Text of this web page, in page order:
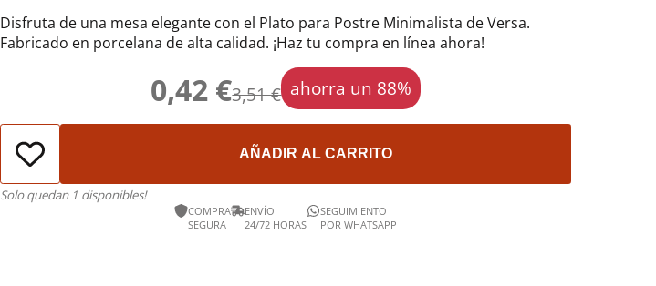
Disfruta de una mesa elegante con el Plato para Postre Minimalista de Versa.
Fabricado en porcelana de alta calidad. ¡Haz tu compra en línea ahora!
0,42 €3,51 € ahorra un 88%
AÑADIR AL CARRITO
Solo quedan 1 disponibles!
COMPRA
SEGURA
ENVÍO
24/72 HORAS
SEGUIMIENTO
POR WHATSAPP